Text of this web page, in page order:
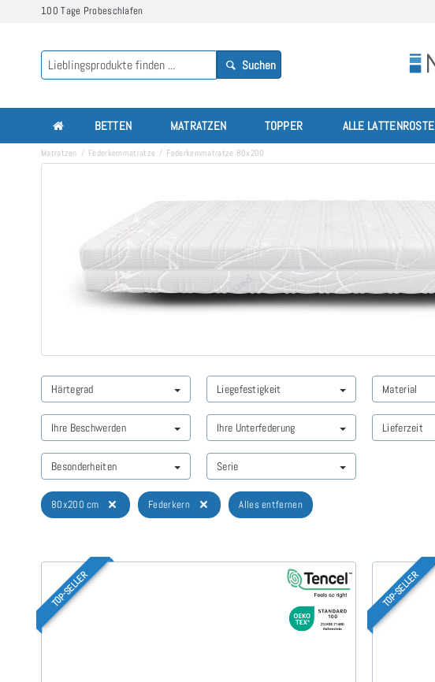
100 Tage Probeschlafen
Suchen
BETTEN MATRATZEN TOPPER ALLE LATTENROSTE
Matratzen Federkernmatratze Federkernmatratze 80x200
Härtegrad Liegefestigkeit Material
Ihre Beschwerden Ihre Unterfederung Lieferzeit
Besonderheiten Serie
80x200 cm Federkern Alles entfernen
TOP-SELLER TOP-SELLER